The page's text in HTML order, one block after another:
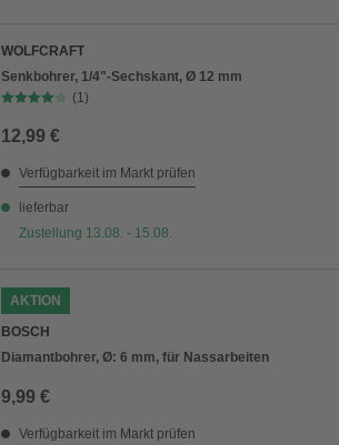
WOLFCRAFT
Senkbohrer, 1/4"-Sechskant, Ø 12 mm
(1)
12,99 €
Verfügbarkeit im Markt prüfen
lieferbar
Zustellung 13.08. - 15.08.
AKTION
BOSCH
Diamantbohrer, Ø: 6 mm, für Nassarbeiten
9,99 €
Verfügbarkeit im Markt prüfen